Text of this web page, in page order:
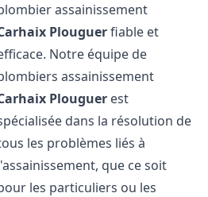
assainissement
Plouguerfiable et
Notre équipe de
assainissement
Plouguer est
dans la résolution de
les problèmes liés à
que ce soit
les particuliers ou les